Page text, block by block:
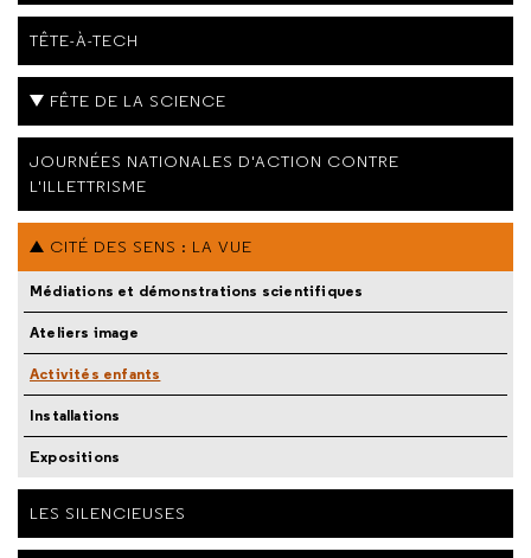
TÊTE-À-TECH
FÊTE DE LA SCIENCE
JOURNÉES NATIONALES D'ACTION CONTRE
L'ILLETTRISME
CITÉ DES SENS : LA VUE
Médiations et démonstrations scientifiques
Ateliers image
Activités enfants
Installations
Expositions
LES SILENCIEUSES